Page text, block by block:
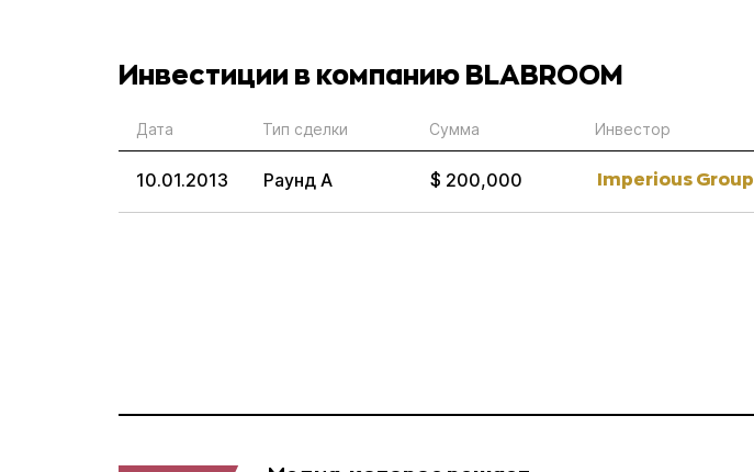
Инвестиции в компанию BLABROOM
Дата Тип сделки Сумма Инвестор
10.01.2013 Раунд А $ 200,000 Imperious Group